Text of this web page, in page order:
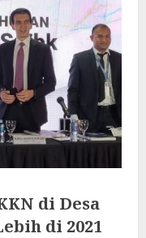
di Desa
di 2021